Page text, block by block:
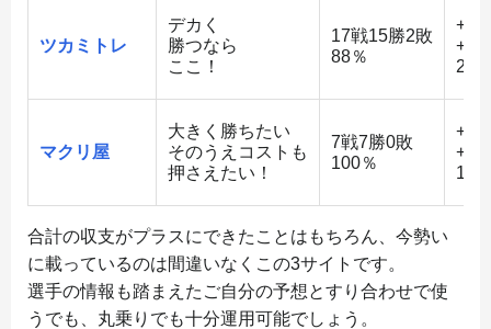
ツカミトレ
デカく
勝つなら
ここ！
17戦15勝2敗
88％
218
マクリ屋
大きく勝ちたい
そのうえコストも
押さえたい！
7戦7勝0敗
100％
合計の収支がプラスにできたことはもちろん、今勢い
に載っているのは間違いなくこの3サイトです。
選手の情報も踏まえたご自分の予想とすり合わせで使
うでも、丸乗りでも十分運用可能でしょう。